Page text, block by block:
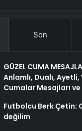
Son
GÜZEL CUMA
Anlamlı, Dualı, Ayetli,
Cumalar Mesajları
Futbolcu Berk Çetin:
değilim